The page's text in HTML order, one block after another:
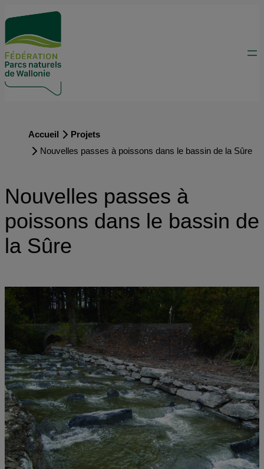
Accueil
Projets
Nouvelles passes à poissons dans le bassin de la Sûre
Nouvelles passes à
poissons dans le bassin de
la Sûre